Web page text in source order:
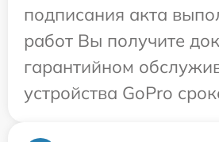
подписания акта
работ Вы получите
гарантийном
устройства GoPro